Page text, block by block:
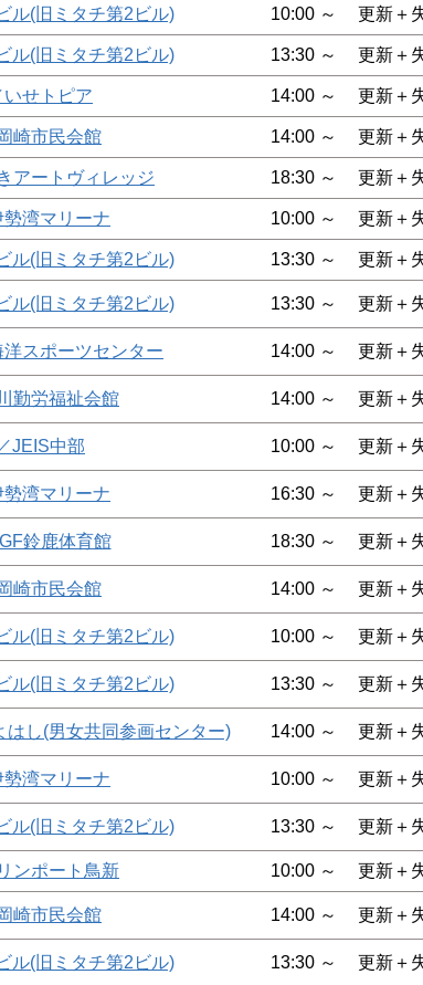
ル(旧ミタチ第2ビル) 10:00 ～ 更新＋
ル(旧ミタチ第2ビル) 13:30 ～ 更新＋
いせトピア 14:00 ～ 更新＋
崎市民会館 14:00 ～ 更新＋
アートヴィレッジ 18:30 ～
更新＋
勢湾マリーナ 10:00 ～ 更新＋
ル(旧ミタチ第2ビル) 13:30 ～ 更新＋
ル(旧ミタチ第2ビル) 13:30 ～ 更新＋
スポーツセンター 14:00 ～ 更新＋
勤労福祉会館 14:00 ～ 更新＋
JEIS中部 10:00 ～
更新＋
勢湾マリーナ 16:30 ～ 更新＋
鈴鹿体育館 18:30 ～ 更新＋
崎市民会館 14:00 ～ 更新＋
ル(旧ミタチ第2ビル) 10:00 ～ 更新＋
ル(旧ミタチ第2ビル) 13:30 ～
更新＋
し(男女共同参画センター) 14:00 ～ 更新＋
勢湾マリーナ 10:00 ～ 更新＋
ル(旧ミタチ第2ビル) 13:30 ～ 更新＋
ンポート鳥新 10:00 ～
更新＋
崎市民会館 14:00 ～ 更新＋
ル(旧ミタチ第2ビル) 13:30 ～ 更新＋